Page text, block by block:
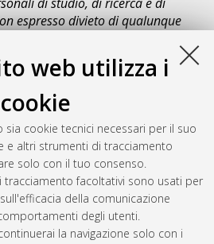
web utilizza i
cookie
cookie tecnici necessari per il suo
e altri strumenti di tracciamento
solo con il tuo consenso.
tracciamento facoltativi sono usati per
della comunicazione
degli utenti.
la navigazione solo con i
espresso divieto di qualunque
materiale è riservato
|Contatta l'autore
Abstract
del documento: